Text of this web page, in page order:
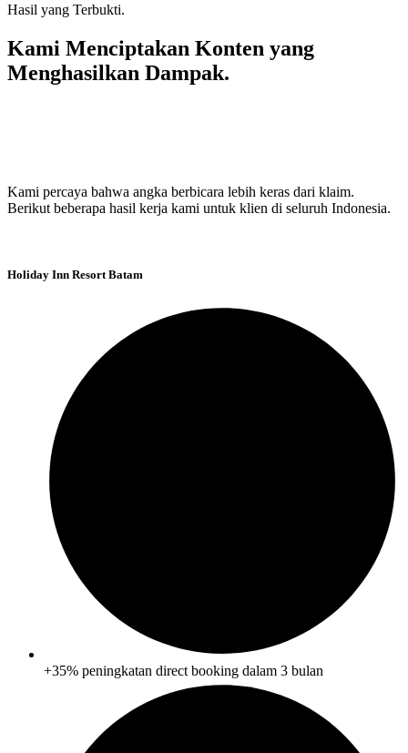
Hasil yang Terbukti.
Kami Menciptakan Konten yang
Menghasilkan Dampak.
Kami percaya bahwa angka berbicara lebih keras dari klaim.
Berikut beberapa hasil kerja kami untuk klien di seluruh Indonesia.
Holiday Inn Resort Batam
+35% peningkatan direct booking dalam 3 bulan